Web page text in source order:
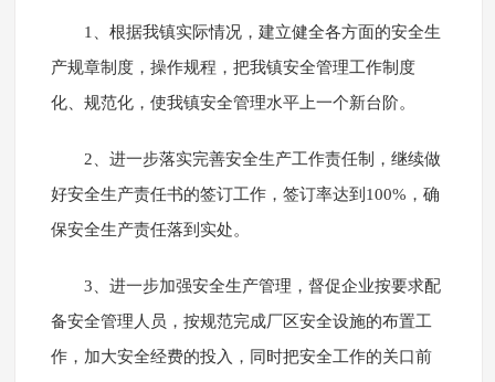
1、根据我镇实际情况，建立健全各方面的安全生
产规章制度，操作规程，把我镇安全管理工作制度
化、规范化，使我镇安全管理水平上一个新台阶。
2、进一步落实完善安全生产工作责任制，继续做
好安全生产责任书的签订工作，签订率达到100%，确
保安全生产责任落到实处。
3、进一步加强安全生产管理，督促企业按要求配
备安全管理人员，按规范完成厂区安全设施的布置工
作，加大安全经费的投入，同时把安全工作的关口前